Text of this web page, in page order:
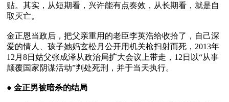
贴。其实，从短期看，兴许能有点奏效，从长期看，就是自
取灭亡。
金正恩当政后，把父亲重用的老臣李英浩给收拾了，自己深
爱的情人、孩子她妈玄松月公开用机关枪扫射而死，2013年
12月8日姑父张成泽从政治局扩大会议上带走，12日以“从事
颠覆国家阴谋活动”判处死刑，并于当天执行。
● 金正男被暗杀的结局